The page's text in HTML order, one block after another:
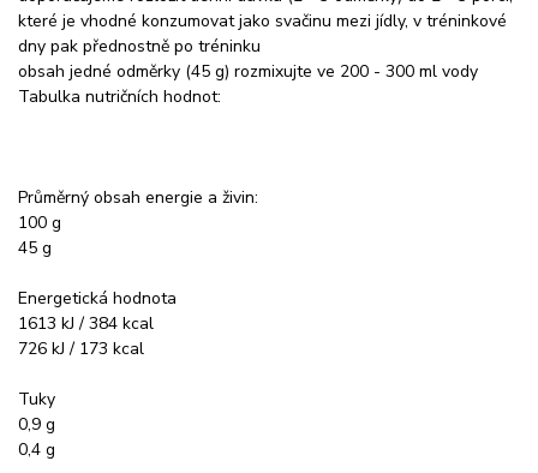
které je vhodné konzumovat jako svačinu mezi jídly, v tréninkové
dny pak přednostně po tréninku
obsah jedné odměrky (45 g) rozmixujte ve 200 - 300 ml vody
Tabulka nutričních hodnot:
Průměrný obsah energie a živin:
100 g
45 g
Energetická hodnota
1613 kJ / 384 kcal
726 kJ / 173 kcal
Tuky
0,9 g
0,4 g